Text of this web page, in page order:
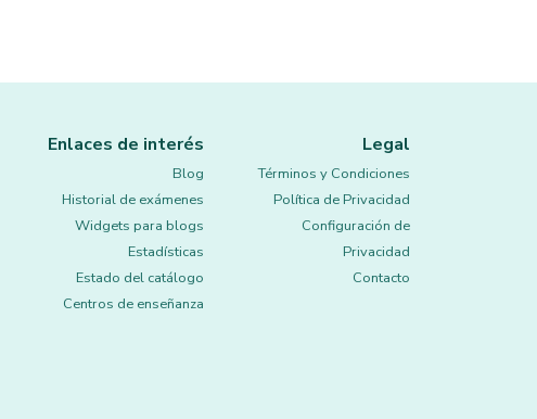
Enlaces de interés
Blog
Historial de exámenes
Widgets para blogs
Estadísticas
Estado del catálogo
Centros de enseñanza
Legal
Términos y Condiciones
Política de Privacidad
Configuración de
Privacidad
Contacto